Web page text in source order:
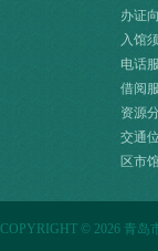
办证
入馆
电话
借阅
资源
交通
区市
COPYRIGHT © 2026 青岛